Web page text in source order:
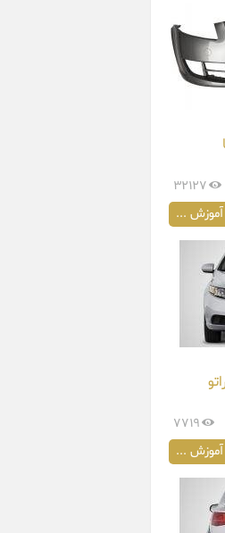
32127
...
7719
...